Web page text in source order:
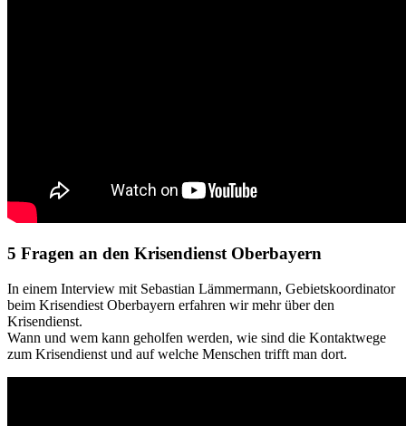
5 Fragen an den Krisendienst Oberbayern
In einem Interview mit Sebastian Lämmermann, Gebietskoordinator
beim Krisendiest Oberbayern erfahren wir mehr über den
Krisendienst.
Wann und wem kann geholfen werden, wie sind die Kontaktwege
zum Krisendienst und auf welche Menschen trifft man dort.